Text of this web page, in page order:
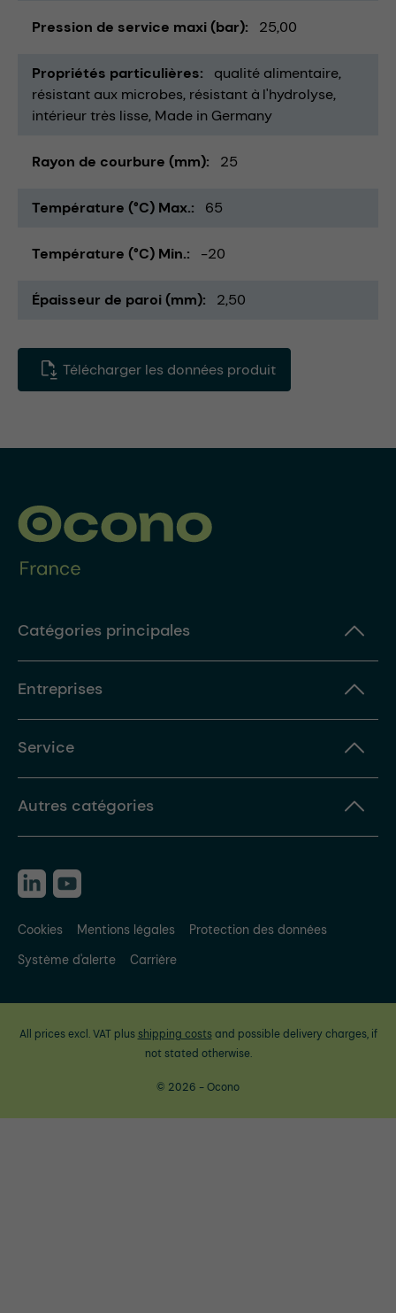
Pression de service maxi (bar) 25,00
Propriétés particulières
qualité alimentaire
résistant aux microbes résistant à l'hydrolyse
intérieur très lisse Made in Germany
Rayon de courbure (mm) 25
Température (°C) Max. 65
Température (°C) Min. -20
Épaisseur de paroi (mm) 2,50
Télécharger les données produit
Catégories principales
Entreprises
Service
Autres catégories
Cookies Mentions légales
Protection des données
Système d'alerte
Carrière
All prices excl. VAT plus shipping costsand possible delivery charges, if
not stated otherwise.
© 2026 - Ocono